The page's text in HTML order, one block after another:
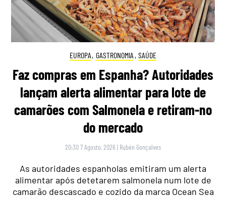
EUROPA, GASTRONOMIA , SAÚDE
Faz compras em Espanha? Autoridades
lançam alerta alimentar para lote de
camarões com Salmonela e retiram-no
do mercado
20:30 7 Agosto, 2026 | Rubén Gonçalves
As autoridades espanholas emitiram um alerta
alimentar após detetarem salmonela num lote de
camarão descascado e cozido da marca Ocean Sea